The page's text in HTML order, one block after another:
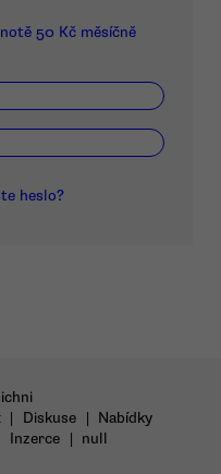
50 Kč měsíčně
heslo?
| Diskuse | Nabídky
Inzerce | null